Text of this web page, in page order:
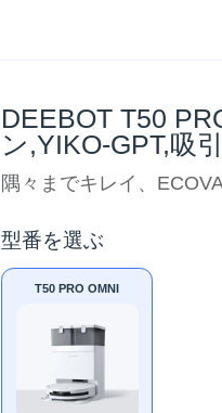
DEEBOT T50
ン,YIKO-GPT,吸
隅々までキレイ、
型番を選ぶ
T50 PRO OMNI